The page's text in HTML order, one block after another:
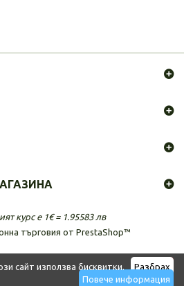
сайт използва бисквитки.
Разбрах
Повече информация
търговия от PrestaShop™
курс е 1€ = 1.95583 лв